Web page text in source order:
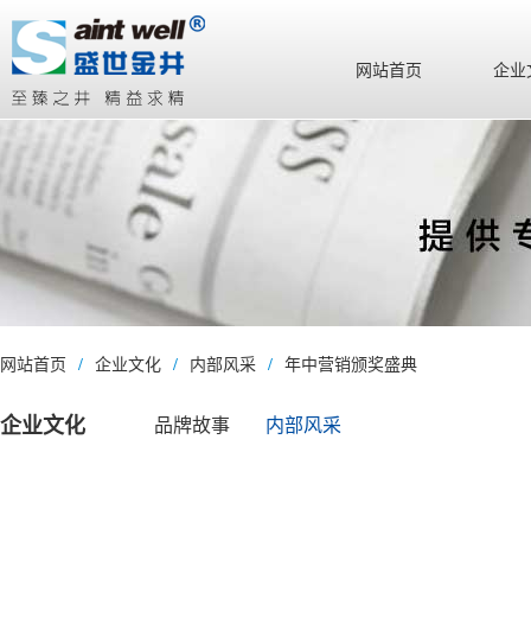
网站首页 企业
网站首页 / 企业文化 / 内部风采 / 年中营销颁奖盛典
企业文化 品牌故事 内部风采